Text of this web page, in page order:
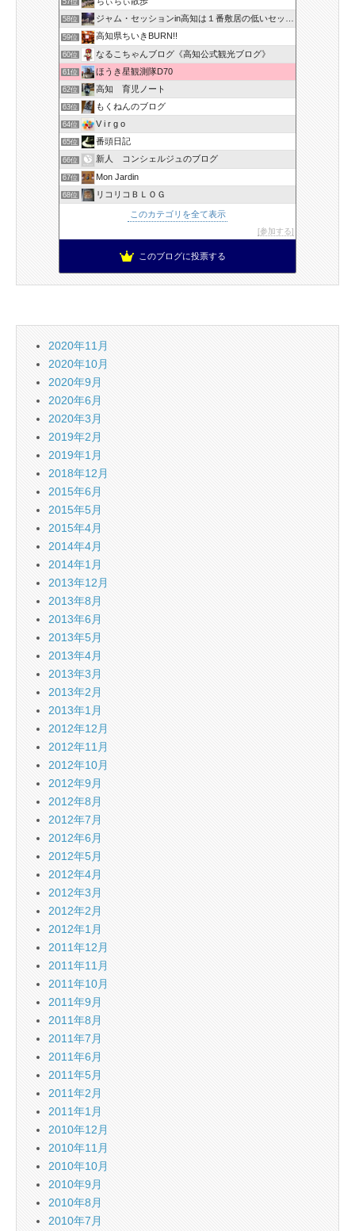
57位
58位 ジャム・セッションin高知は１番敷居の低いセッションです！
59位 高知県ちいきBURN!!
60位 なるこちゃんブログ《高知公式観光ブログ》
61位 ほうき星観測隊D70
62位 高知 育児ノート
63位 もくねんのブログ
64位 V i r g o
65位 番頭日記
66位 新人 コンシェルジュのブログ
67位 Mon Jardin
68位 リコリコＢＬＯＧ
このカテゴリを全て表示
参加する
このブログに投票する
2020年11月
2020年10月
2020年9月
2020年6月
2020年3月
2019年2月
2019年1月
2018年12月
2015年6月
2015年5月
2015年4月
2014年4月
2014年1月
2013年12月
2013年8月
2013年6月
2013年5月
2013年4月
2013年3月
2013年2月
2013年1月
2012年12月
2012年11月
2012年10月
2012年9月
2012年8月
2012年7月
2012年6月
2012年5月
2012年4月
2012年3月
2012年2月
2012年1月
2011年12月
2011年11月
2011年10月
2011年9月
2011年8月
2011年7月
2011年6月
2011年5月
2011年2月
2011年1月
2010年12月
2010年11月
2010年10月
2010年9月
2010年8月
2010年7月